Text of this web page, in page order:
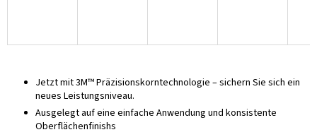
Jetzt mit 3M™ Präzisionskorntechnologie – sichern Sie sich ein
neues Leistungsniveau.
Ausgelegt auf eine einfache Anwendung und konsistente
Oberflächenfinishs